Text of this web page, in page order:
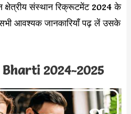
क्षेत्रीय संस्थान रिक्रूटमेंट 2024 के
आवश्यक जानकारियाँ पढ़ लें उसके
Bharti 2024-2025